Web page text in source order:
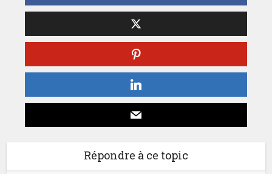
Répondre à ce topic